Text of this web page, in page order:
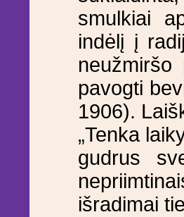
smulkiai
indėlį į
neužmiršo
pavogti
1906).
„Tenka
gudrus
išradimai